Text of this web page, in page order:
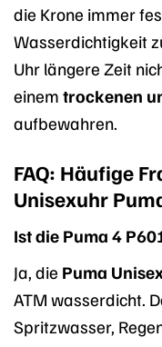
die Krone immer
Wasserdichtigkeit
Uhr längere Zeit
einem trockenen
aufbewahren.
FAQ: Häufige
Unisexuhr
Ist die Puma 4
Ja, die Puma
ATM wasserdicht.
Spritzwasser,